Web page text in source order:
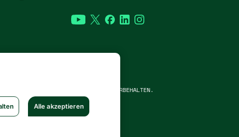
YouTubeTwitterFacebookLinkedInInstagram
INSTRUMENTS CORP. ALLE RECHTE VORBEHALTEN.
Alle akzeptieren